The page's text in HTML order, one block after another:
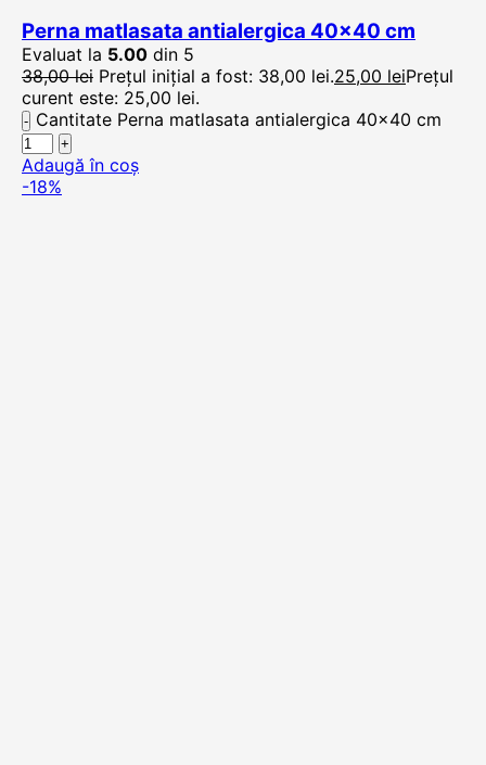
Perna matlasata antialergica 40×40 cm
Evaluat la 5.00 din 5
38,00lei Prețul inițial a fost: 38,00 lei.25,00 leiPrețul
curent este: 25,00 lei.
Cantitate Perna matlasata antialergica 40x40 cm
Adaugă în coș
-18%